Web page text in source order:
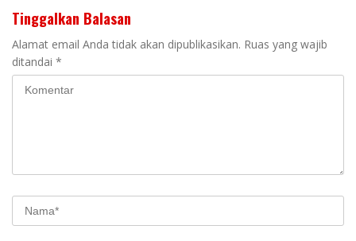
Tinggalkan Balasan
Alamat email Anda tidak akan dipublikasikan. Ruas yang wajib
ditandai *